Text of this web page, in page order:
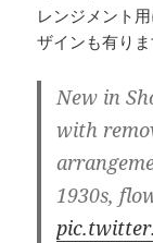
レンジメント
ザインも有りま
New in
with
1930s,